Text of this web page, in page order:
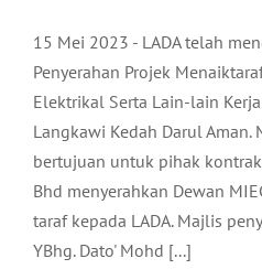
15 Mei 2023 - LADA telah
Penyerahan Projek
Elektrikal Serta Lain-lain
Langkawi Kedah Darul Aman.
bertujuan untuk pihak
Bhd menyerahkan Dewan
taraf kepada LADA. Majlis
YBhg. Dato' Mohd [...]
KUMPULAN MICE